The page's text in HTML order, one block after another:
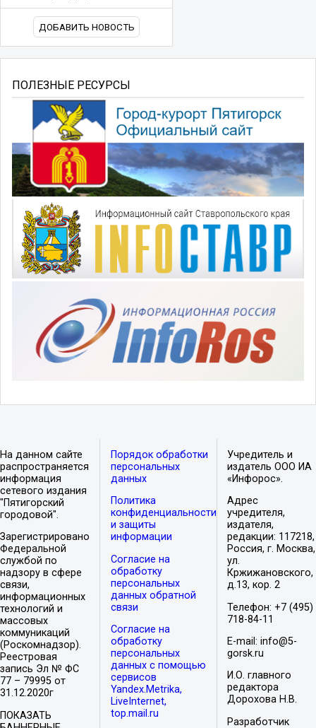
ДОБАВИТЬ НОВОСТЬ
ПОЛЕЗНЫЕ РЕСУРСЫ
На данном сайте
распространяется
информация
сетевого издания
"Пятигорский
городовой".
Зарегистрировано
Федеральной
службой по
надзору в сфере
связи,
информационных
технологий и
массовых
коммуникаций
(Роскомнадзор).
Реестровая
запись Эл № ФС
77 – 79995 от
31.12.2020г
ПОКАЗАТЬ
Порядок обработки
персональных
данных
Политика
конфиденциальности
и защиты
информации
Согласие на
обработку
персональных
данных обратной
связи
Согласие на
обработку
персональных
данных с помощью
сервисов
Yandex.Metrika,
LiveInternet,
top.mail.ru
Учредитель и
издатель ООО ИА
«Инфорос».
Адрес
учредителя,
издателя,
редакции: 117218,
Россия, г. Москва,
ул.
Кржижановского,
д.13, кор. 2
Телефон: +7 (495)
718-84-11
E-mail: info@5-
gorsk.ru
И.О. главного
редактора
Дорохова Н.В.
Разработчик